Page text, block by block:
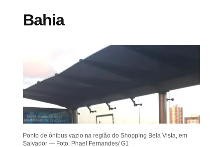
Bahia
Ponto de ônibus vazio na região do Shopping Bela Vista, em
Salvador — Foto: Phael Fernandes/ G1